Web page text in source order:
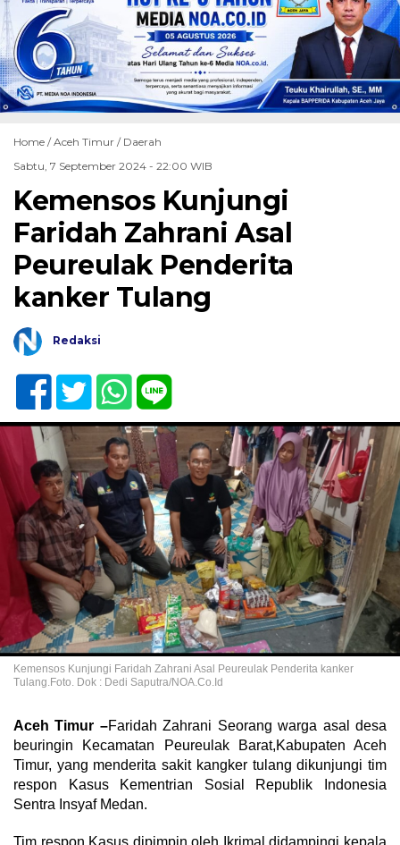
Home /Aceh Timur / Daerah
Sabtu, 7 September 2024 - 22:00 WIB
Kemensos Kunjungi
Faridah Zahrani Asal
Peureulak Penderita
kanker Tulang
Redaksi
Kemensos Kunjungi Faridah Zahrani Asal Peureulak Penderita kanker
Tulang.Foto. Dok : Dedi Saputra/NOA.Co.Id
Aceh Timur –Faridah Zahrani Seorang warga asal desa
beuringin Kecamatan Peureulak Barat,Kabupaten Aceh
Timur, yang menderita sakit kangker tulang dikunjungi tim
respon Kasus Kementrian Sosial Republik Indonesia
Sentra Insyaf Medan.
Tim respon Kasus dipimpin oleh Ikrimal didampingi kepala